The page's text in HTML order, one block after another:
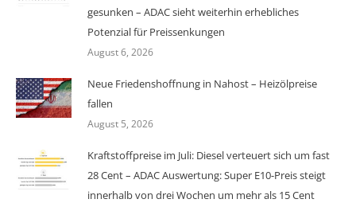
gesunken – ADAC sieht weiterhin erhebliches
Potenzial für Preissenkungen
August 6, 2026
Neue Friedenshoffnung in Nahost – Heizölpreise
fallen
August 5, 2026
Kraftstoffpreise im Juli: Diesel verteuert sich um fast
28 Cent – ADAC Auswertung: Super E10-Preis steigt
innerhalb von drei Wochen um mehr als 15 Cent